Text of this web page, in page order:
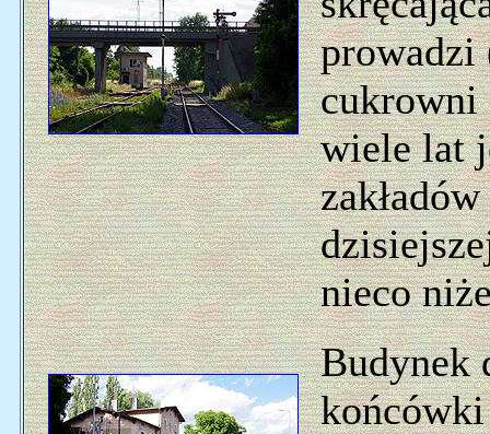
prowadzi
cukrowni
wiele lat
nieco
Budynek